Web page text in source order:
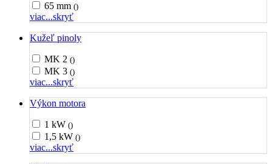
65 mm ()
viac...skryť
Kužeľ pinoly
MK 2 ()
MK 3 ()
viac...skryť
Výkon motora
1 kW ()
1,5 kW ()
viac...skryť